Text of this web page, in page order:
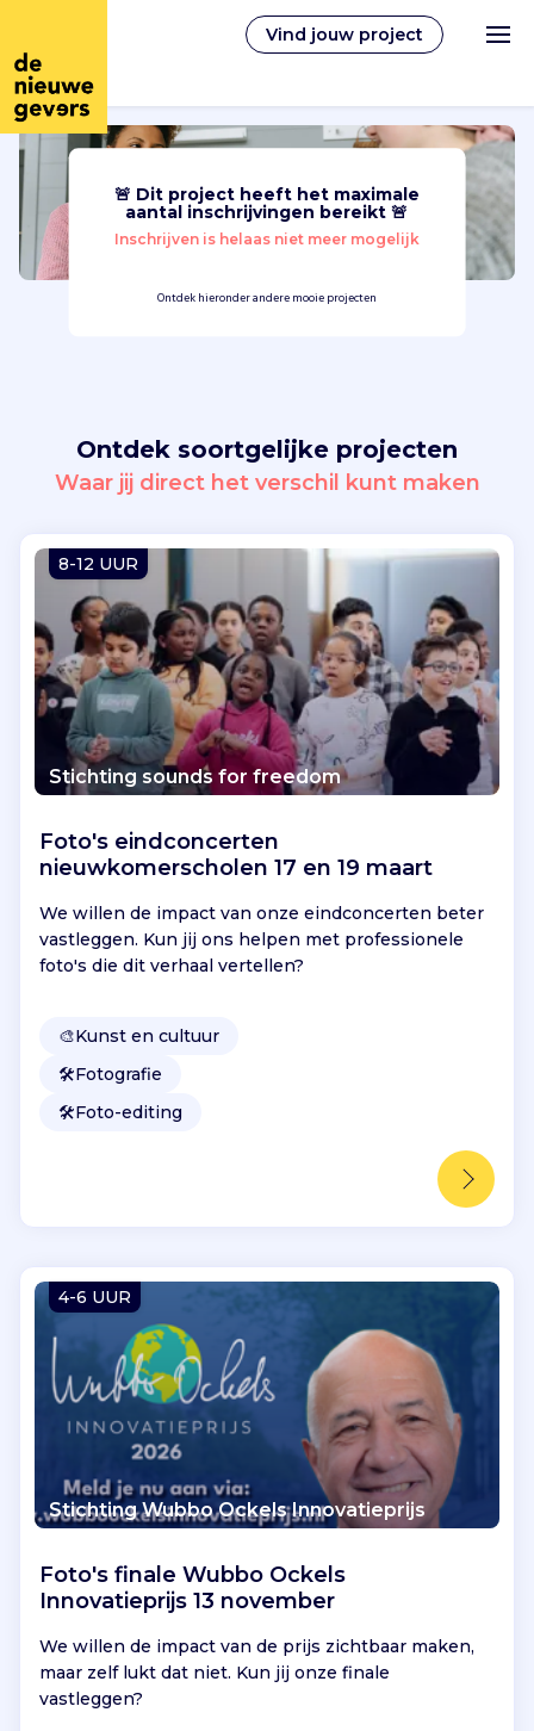
Vind jouw project
Nederlands
Vrijwilligerswerk
Vind jouw project
Inloggen
🚨 Dit project heeft het maximale
aantal inschrijvingen bereikt 🚨
Inschrijven is helaas niet meer mogelijk
Ontdek hieronder andere mooie projecten
Ontdek soortgelijke projecten
Waar jij direct het verschil kunt maken
8-12 UUR
Stichting sounds for freedom
Foto's eindconcerten
nieuwkomerscholen 17 en 19 maart
We willen de impact van onze eindconcerten beter
vastleggen. Kun jij ons helpen met professionele
foto's die dit verhaal vertellen?
🎨Kunst en cultuur
🛠️Fotografie
🛠️Foto-editing
4-6 UUR
Stichting Wubbo Ockels Innovatieprijs
Foto's finale Wubbo Ockels
Innovatieprijs 13 november
We willen de impact van de prijs zichtbaar maken,
maar zelf lukt dat niet. Kun jij onze finale
vastleggen?